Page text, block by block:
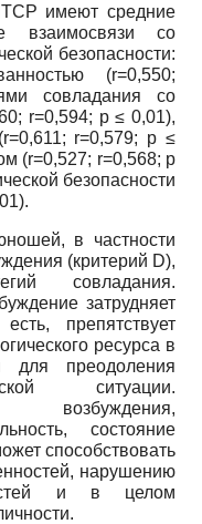
имеют средние
взаимосвязи со
безопасности:
(r=0,550;
совладания со
r=0,594; p ≤ 0,01),
r=0,579; p ≤
(r=0,527; r=0,568; p
безопасности
в частности
(критерий D),
совладания.
затрудняет
препятствует
ресурса в
для преодоления
ситуации.
состояние
способствовать
нарушению
и в целом